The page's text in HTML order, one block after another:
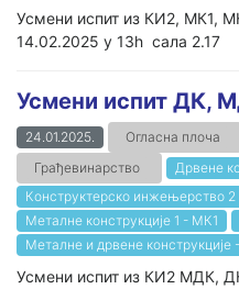
Усмени испит из КИ2, МК1,
14.02.2025 у 13h сала 2.17
Усмени испит ДК,
24.01.2025. Огласна плоча
Грађевинарство
Дрвене
Конструктерско инжењерство
Металне конструкције 1 - МК1
Металне и дрвене
Усмени испит из КИ2 МДК,